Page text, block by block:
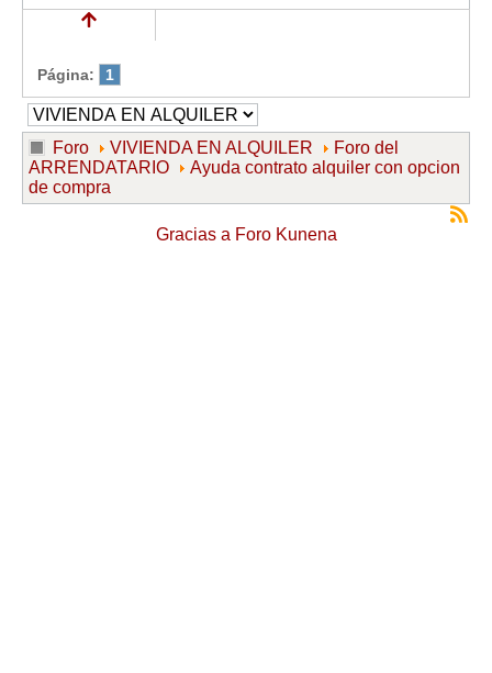
Página: 1
Foro VIVIENDA EN ALQUILER
Foro del
ARRENDATARIO
Ayuda contrato alquiler con opcion
de compra
Gracias a Foro Kunena